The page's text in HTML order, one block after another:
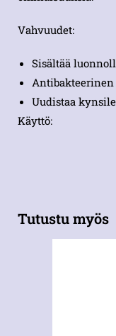
Vahvuudet:
Sisältää
Uudistaa
Käyttö:
Tutustu myös